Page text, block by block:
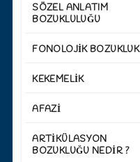
SÖZEL ANLATIM
BOZUKLULUĞU
FONOLOJIK BOZUKLUK
KEKEMELIK
AFAZI
ARTIKÜLASYON
BOZUKLUĞU NEDIR ?